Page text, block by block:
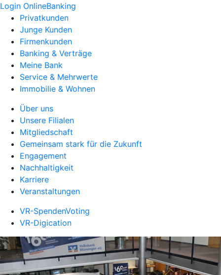
Login OnlineBanking
Privatkunden
Junge Kunden
Firmenkunden
Banking & Verträge
Meine Bank
Service & Mehrwerte
Immobilie & Wohnen
Über uns
Unsere Filialen
Mitgliedschaft
Gemeinsam stark für die Zukunft
Engagement
Nachhaltigkeit
Karriere
Veranstaltungen
VR-SpendenVoting
VR-Digication